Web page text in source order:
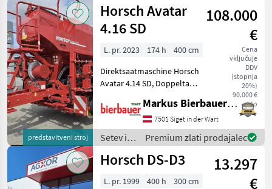
Einböck
predstavitveni stroj
Horsch Avatar
4.16 SD
108.000
€
Cena
vključuje
DDV
(stopnja
20%)
90.000 €
neto
L. pr. 2023 174 h
400 cm
Direktsaatmaschine Horsch
Avatar 4.14 SD, Doppeltank,
Gebläse direkt, Elektrische
Schardruckverstellung,
Touch 800 Terminal,
Fahrgassenkl
Markus Bierbauer GmbH
7501 Siget in der Wart
Setev in
nega /
Horsch
Premium zlati prodajalec
Horsch DS-D3
13.297
€
L. pr. 1999 400 h 300 cm